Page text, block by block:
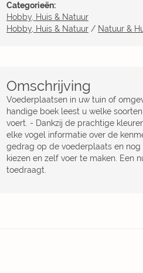
Categorieën:
Hobby, Huis & Natuur
Hobby, Huis & Natuur / Natuur &
Omschrijving
Voederplaatsen in uw tuin of
handige boek leest u welke
voert. - Dankzij de prachtige
elke vogel informatie over de
gedrag op de voederplaats en
kiezen en zelf voer te maken. Een
toedraagt.